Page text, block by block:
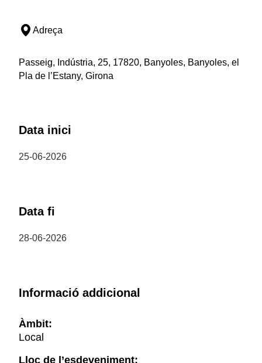
Adreça
Passeig, Indústria, 25, 17820, Banyoles, Banyoles, el
Pla de l’Estany, Girona
Data inici
25-06-2026
Data fi
28-06-2026
Informació addicional
Àmbit:
Local
Lloc de l’esdeveniment: